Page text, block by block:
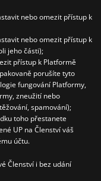
nebo omezit přístup k
nebo omezit přístup k
jeho části);
přístup k Platformě
porušíte tyto
fungování Platformy,
zneužití nebo
spamování);
toho přestanete
UP na Členství váš
účtu.
Členství i bez udání